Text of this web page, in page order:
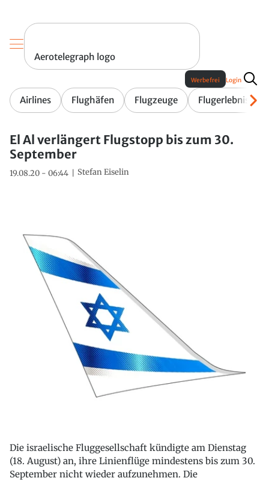
Aerotelegraph logo
Airlines Flughäfen Flugzeuge Flugerlebnis
Werbefrei Login
El Al verlängert Flugstopp bis zum 30.
September
19.08.20 - 06:44 Stefan Eiselin
Die israelische Fluggesellschaft kündigte am Dienstag
(18. August) an, ihre Linienflüge mindestens bis zum 30.
September nicht wieder aufzunehmen. Die